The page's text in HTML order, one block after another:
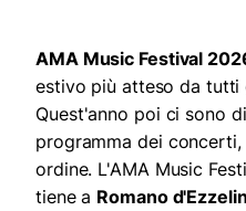
AMA Music Festival
estivo più atteso da tutti
Quest'anno poi ci sono
programma dei
ordine. L'AMA Music
tiene a Romano